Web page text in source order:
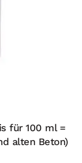
für 100 ml =
alten Beton)